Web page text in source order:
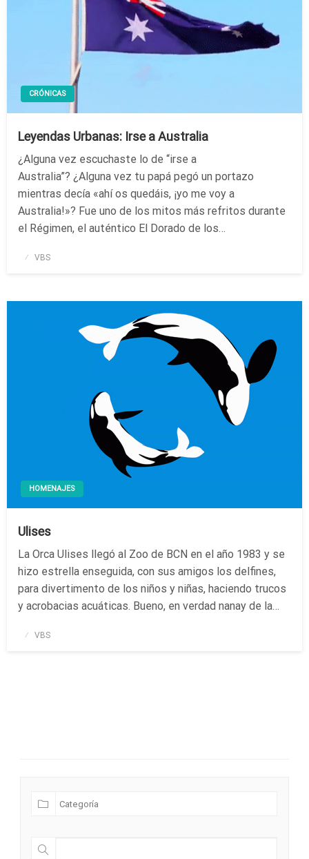
CRÓNICAS
Leyendas Urbanas: Irse a Australia
¿Alguna vez escuchaste lo de “irse a
Australia”? ¿Alguna vez tu papá pegó un portazo
mientras decía «ahí os quedáis, ¡yo me voy a
Australia!»? Fue uno de los mitos más refritos durante
el Régimen, el auténtico El Dorado de los…
Publicado
VBS
HOMENAJES
Ulises
La Orca Ulises llegó al Zoo de BCN en el año 1983 y se
hizo estrella enseguida, con sus amigos los delfines,
para divertimento de los niños y niñas, haciendo trucos
y acrobacias acuáticas. Bueno, en verdad nanay de la…
Publicado
VBS